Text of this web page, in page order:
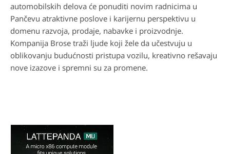
automobilskih delova će ponuditi novim radnicima u
Pančevu atraktivne poslove i karijernu perspektivu u
domenu razvoja, prodaje, nabavke i proizvodnje.
Kompanija Brose traži ljude koji žele da učestvuju u
oblikovanju budućnosti pristupa vozilu, kreativno rešavaju
nove izazove i spremni su za promene.